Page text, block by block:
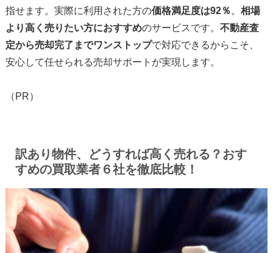
指せます。実際に利用された方の価格満足度は92％。 相場
より高く売りたい方におすすめのサービスです。 不動産査
定から売却完了までワンストップで対応できるからこそ、
安心して任せられる売却サポートが実現します。
（PR）
訳あり物件、どうすれば高く売れる？おす
すめの買取業者６社を徹底比較！